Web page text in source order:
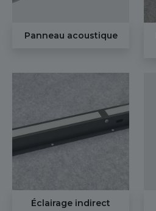
Panneau acoustique
Éclairage indirect